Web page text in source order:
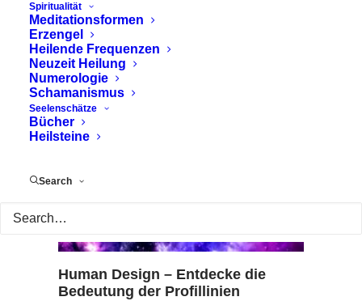
Spiritualität
Meditationsformen
Erzengel
Heilende Frequenzen
Neuzeit Heilung
Numerologie
Schamanismus
Seelenschätze
Bücher
Heilsteine
Search
Human Design – Entdecke die
Bedeutung der Profillinien